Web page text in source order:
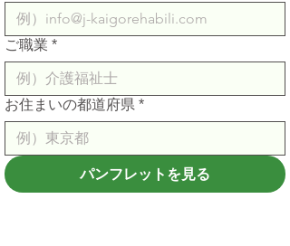
ご職業 *
お住まいの都道府県 *
パンフレットを見る